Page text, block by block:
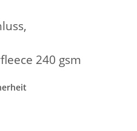
240 gsm